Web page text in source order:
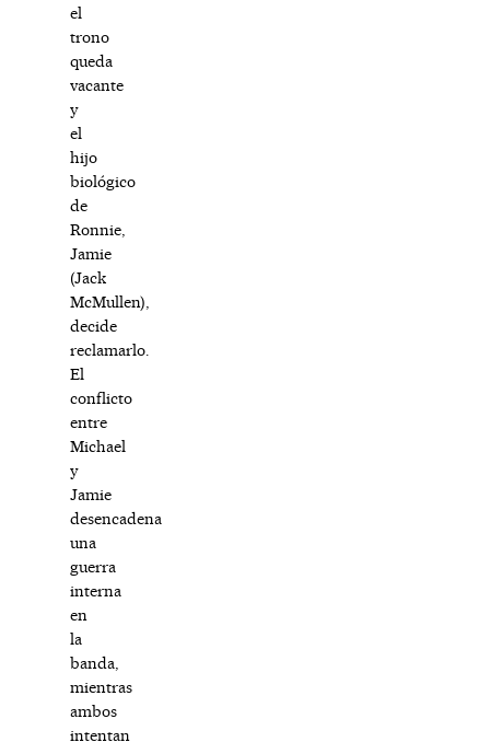
el
trono
queda
vacante
y
el
hijo
biológico
de
Ronnie,
Jamie
(Jack
McMullen),
decide
reclamarlo.
El
conflicto
entre
Michael
y
Jamie
desencadena
una
guerra
interna
en
la
banda,
mientras
ambos
intentan